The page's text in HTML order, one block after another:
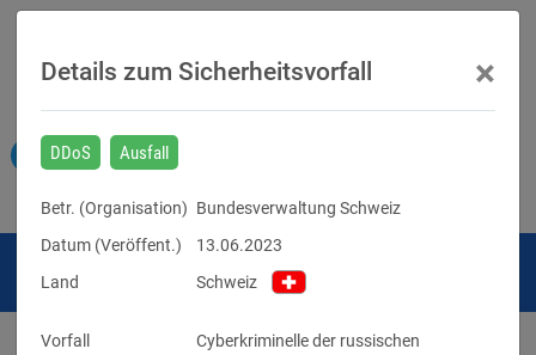
Details zum Sicherheitsvorfall ×
DDoS Ausfall
Betr. (Organisation) Bundesverwaltung Schweiz
Datum (Veröffent.)
13.06.2023
Land
Schweiz
Vorfall
Cyberkriminelle der russischen